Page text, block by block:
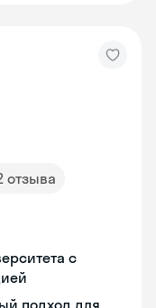
отзыва
с
подход для